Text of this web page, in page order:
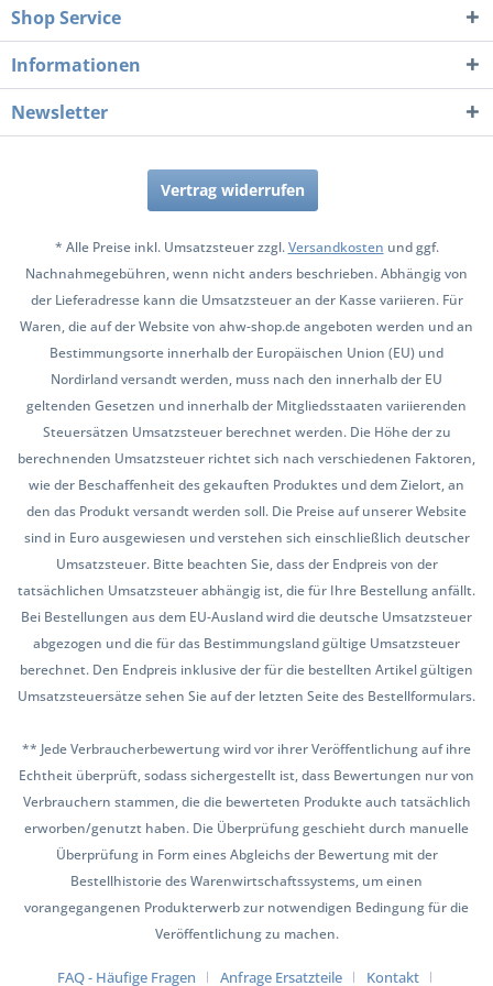
Shop Service
Informationen
Newsletter
Vertrag widerrufen
* Alle Preise inkl. Umsatzsteuer zzgl.Versandkosten und ggf.
Nachnahmegebühren, wenn nicht anders beschrieben. Abhängig von
der Lieferadresse kann die Umsatzsteuer an der Kasse variieren. Für
Waren, die auf der Website von ahw-shop.de angeboten werden und an
Bestimmungsorte innerhalb der Europäischen Union (EU) und
Nordirland versandt werden, muss nach den innerhalb der EU
geltenden Gesetzen und innerhalb der Mitgliedsstaaten variierenden
Steuersätzen Umsatzsteuer berechnet werden. Die Höhe der zu
berechnenden Umsatzsteuer richtet sich nach verschiedenen Faktoren,
wie der Beschaffenheit des gekauften Produktes und dem Zielort, an
den das Produkt versandt werden soll. Die Preise auf unserer Website
sind in Euro ausgewiesen und verstehen sich einschließlich deutscher
Umsatzsteuer. Bitte beachten Sie, dass der Endpreis von der
tatsächlichen Umsatzsteuer abhängig ist, die für Ihre Bestellung anfällt.
Bei Bestellungen aus dem EU-Ausland wird die deutsche Umsatzsteuer
abgezogen und die für das Bestimmungsland gültige Umsatzsteuer
berechnet. Den Endpreis inklusive der für die bestellten Artikel gültigen
Umsatzsteuersätze sehen Sie auf der letzten Seite des Bestellformulars.
** Jede Verbraucherbewertung wird vor ihrer Veröffentlichung auf ihre
Echtheit überprüft, sodass sichergestellt ist, dass Bewertungen nur von
Verbrauchern stammen, die die bewerteten Produkte auch tatsächlich
erworben/genutzt haben. Die Überprüfung geschieht durch manuelle
Überprüfung in Form eines Abgleichs der Bewertung mit der
Bestellhistorie des Warenwirtschaftssystems, um einen
vorangegangenen Produkterwerb zur notwendigen Bedingung für die
Veröffentlichung zu machen.
FAQ - Häufige Fragen Anfrage Ersatzteile Kontakt